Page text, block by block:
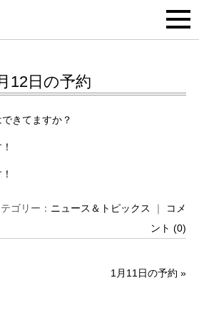
12日の予約
きてますか？
ゴリー： ニュース＆トピックス ｜
コメ
ント (0)
1月11日の予約 »